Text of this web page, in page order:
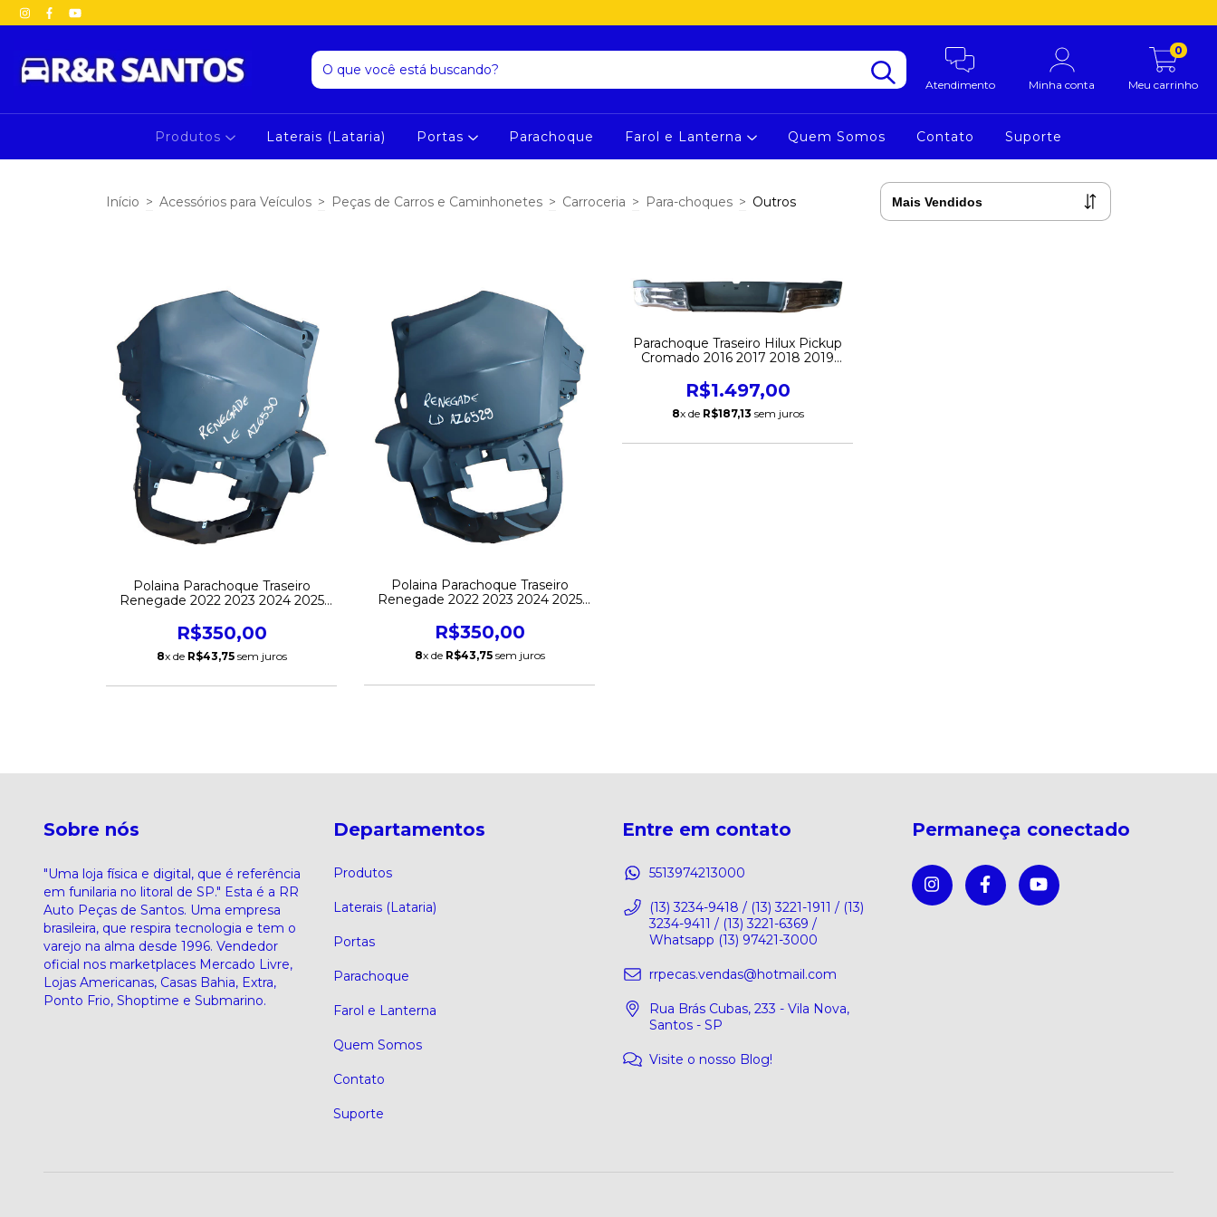
Atendimento Minha conta Meu carrinho
0
Produtos Laterais (Lataria) Portas Parachoque Farol e Lanterna Quem Somos Contato Suporte
Início > Acessórios para Veículos > Peças de Carros e Caminhonetes > Carroceria > Para-choques > Outros
Polaina Parachoque Traseiro
Renegade 2022 2023 2024 2025
R$350,00
8x de R$43,75sem juros
Polaina Parachoque Traseiro
Renegade 2022 2023 2024 2025
R$350,00
8x de R$43,75sem juros
Parachoque Traseiro Hilux Pickup
Cromado 2016 2017 2018 2019
S/Sensor
R$1.497,00
8x de R$187,13 sem juros
Sobre nós
"Uma loja física e digital, que é referência
em funilaria no litoral de SP." Esta é a RR
Auto Peças de Santos. Uma empresa
brasileira, que respira tecnologia e tem o
varejo na alma desde 1996. Vendedor
oficial nos marketplaces Mercado Livre,
Lojas Americanas, Casas Bahia, Extra,
Ponto Frio, Shoptime e Submarino.
Departamentos
Produtos
Laterais (Lataria)
Portas
Parachoque
Farol e Lanterna
Quem Somos
Contato
Suporte
Entre em contato
5513974213000
(13) 3234-9418 / (13) 3221-1911 / (13)
3234-9411 / (13) 3221-6369 /
Whatsapp (13) 97421-3000
rrpecas.vendas@hotmail.com
Rua Brás Cubas, 233 - Vila Nova,
Santos - SP
Visite o nosso Blog!
Permaneça conectado